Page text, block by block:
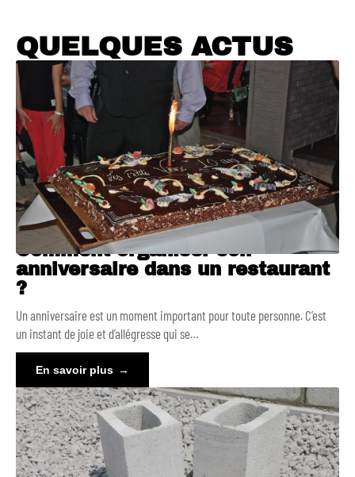
QUELQUES ACTUS
Comment organiser son
anniversaire dans un restaurant
?
Un anniversaire est un moment important pour toute personne. C’est
un instant de joie et d’allégresse qui se…
En savoir plus